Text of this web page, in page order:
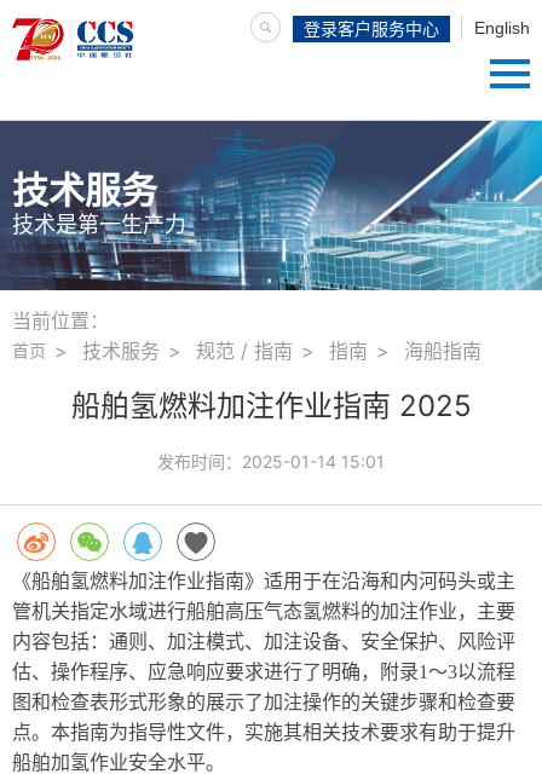
English
登录客户服务中心
技术服务
技术是第一生产力
当前位置：
首页 技术服务 规范 / 指南 指南 海船指南
船舶氢燃料加注作业指南 2025
发布时间： 2025-01-14 15:01
《船舶氢燃料加注作业指南》适用于在沿海和内河码头或主
管机关指定水域进行船舶高压气态氢燃料的加注作业， 主要
内容包括：通则、加注模式、加注设备、安全保护、风险评
估、操作程序、应急响应要求进行了明确，附录1 ～3以流程
图和检查表形式形象的展示了加注操作的关键步骤和检查要
点。本指南为指导性文件，实施其相关技术要求有助于提升
船舶加氢作业安全水平。